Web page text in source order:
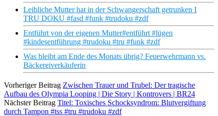
Leibliche Mutter hat in der Schwangerschaft getrunken I
TRU DOKU #fasd #funk #trudoku #zdf
Entführt von der eigenen Mutter#entführt #lügen
#kindesentführung #trudoku #tru #funk #zdf
Was bleibt am Ende des Monats übrig? Feuerwehrmann vs.
Bäckereiverkäuferin
Vorheriger Beitrag Zwischen Trauer und Trubel: Der tragische
Aufbau des Olympia Looping | Die Story | Kontrovers | BR24
Nächster Beitrag Titel: Toxisches Schocksyndrom: Blutvergiftung
durch Tampon #tss #tru #trudoku #zdf